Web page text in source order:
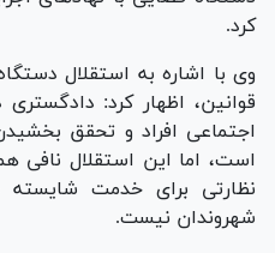
کرد.
وی با اشاره به استقلال
قوانین، اظهار کرد:
اجتماعی افراد و تحقق
است، اما این استقلال نافی
نظارتی برای خدمت
شهروندان نیست.